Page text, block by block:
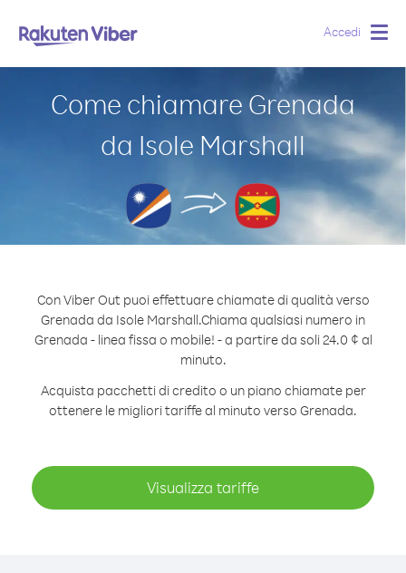
Accedi
Come chiamare Grenada
da Isole Marshall
Con Viber Out puoi effettuare chiamate di qualità verso
Grenada da Isole Marshall.Chiama qualsiasi numero in
Grenada - linea fissa o mobile! - a partire da soli 24.0 ¢ al
minuto.
Acquista pacchetti di credito o un piano chiamate per
ottenere le migliori tariffe al minuto verso Grenada.
Visualizza tariffe